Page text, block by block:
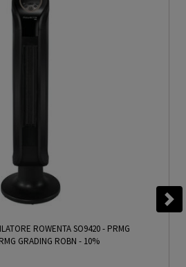
ROWENTA SO9420 - PRMG
GRADING ROBN - 10%